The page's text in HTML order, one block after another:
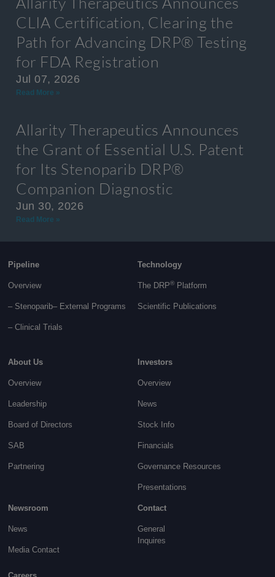
CLIA Certification, Clearing the
Path for Advancing DRP® Testing
for FDA Registration
Jul 07, 2026
Read More »
Allarity Therapeutics Announces
the Grant of Essential U.S. Patent
for Its Stenoparib DRP®
Companion Diagnostic
Jun 30, 2026
Read More »
Pipeline
Overview
– Stenoparib– External Programs
– Clinical Trials
Technology
The DRP® Platform
Scientific Publications
About Us
Overview
Leadership
Board of Directors
SAB
Partnering
Investors
Overview
News
Stock Info
Financials
Governance Resources
Presentations
Newsroom
News
Media Contact
Contact
General
Inquires